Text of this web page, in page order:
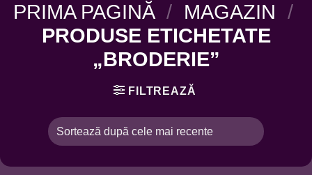
PRIMA PAGINĂ / MAGAZIN /
PRODUSE ETICHETATE
„BRODERIE”
FILTREAZĂ